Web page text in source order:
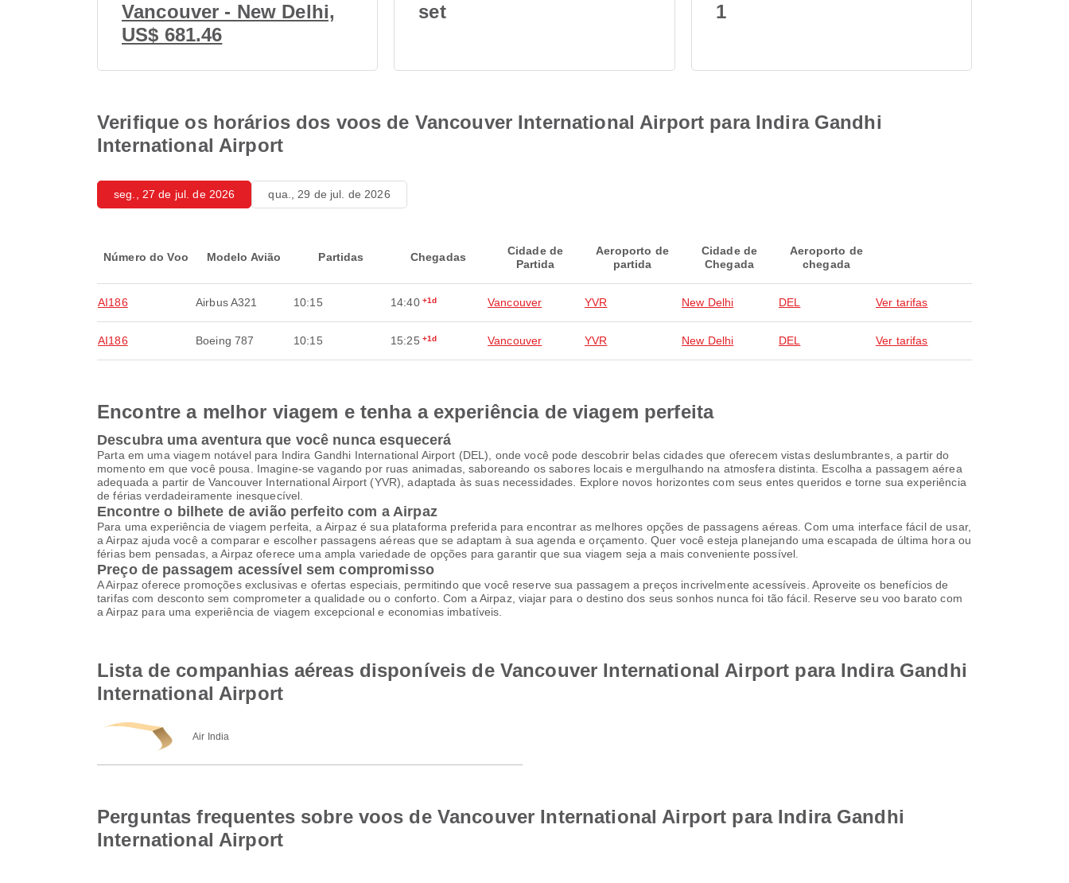
Vancouver - New Delhi,
US$ 681.46
set 1
Verifique os horários dos voos de Vancouver International Airport para Indira Gandhi
International Airport
seg., 27 de jul. de 2026 qua., 29 de jul. de 2026
Número do Voo Modelo Avião Partidas Chegadas
Cidade de
Partida
Aeroporto de
partida
Cidade de
Chegada
Aeroporto de
chegada
AI186 Airbus A321 10:15 14:40 +1d Vancouver YVR New Delhi DEL Ver tarifas
AI186 Boeing 787 10:15 15:25 +1d Vancouver YVR New Delhi DEL Ver tarifas
Encontre a melhor viagem e tenha a experiência de viagem perfeita
Descubra uma aventura que você nunca esquecerá
Parta em uma viagem notável para Indira Gandhi International Airport (DEL), onde você pode descobrir belas cidades que oferecem vistas deslumbrantes, a partir do
momento em que você pousa. Imagine-se vagando por ruas animadas, saboreando os sabores locais e mergulhando na atmosfera distinta. Escolha a passagem aérea
adequada a partir de Vancouver International Airport (YVR), adaptada às suas necessidades. Explore novos horizontes com seus entes queridos e torne sua experiência
de férias verdadeiramente inesquecível.
Encontre o bilhete de avião perfeito com a Airpaz
Para uma experiência de viagem perfeita, a Airpaz é sua plataforma preferida para encontrar as melhores opções de passagens aéreas. Com uma interface fácil de usar,
a Airpaz ajuda você a comparar e escolher passagens aéreas que se adaptam à sua agenda e orçamento. Quer você esteja planejando uma escapada de última hora ou
férias bem pensadas, a Airpaz oferece uma ampla variedade de opções para garantir que sua viagem seja a mais conveniente possível.
Preço de passagem acessível sem compromisso
A Airpaz oferece promoções exclusivas e ofertas especiais, permitindo que você reserve sua passagem a preços incrivelmente acessíveis. Aproveite os benefícios de
tarifas com desconto sem comprometer a qualidade ou o conforto. Com a Airpaz, viajar para o destino dos seus sonhos nunca foi tão fácil. Reserve seu voo barato com
a Airpaz para uma experiência de viagem excepcional e economias imbatíveis.
Lista de companhias aéreas disponíveis de Vancouver International Airport para Indira Gandhi
International Airport
Air India
Perguntas frequentes sobre voos de Vancouver International Airport para Indira Gandhi
International Airport